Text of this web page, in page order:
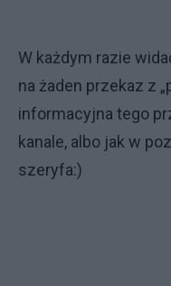
W każdym razie
na żaden przekaz z
informacyjna tego
kanale, albo jak w
szeryfa:)